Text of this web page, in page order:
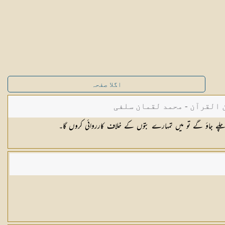
اگلا صفحہ
القرآن - محمد لقمان سلفی
چلے جاؤ گے تو میں تمہارے بتوں کے خلاف کارروائی کروں گا۔